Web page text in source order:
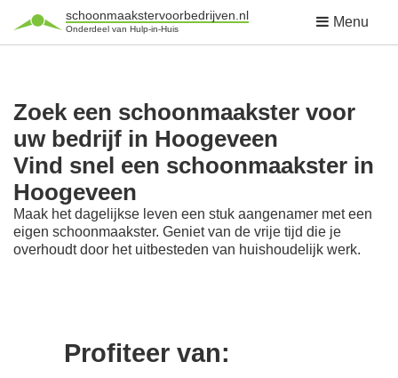
schoonmaakstervoorbedrijven.nl
Onderdeel van Hulp-in-Huis Menu
Zoek een schoonmaakster voor
uw bedrijf in Hoogeveen
Vind snel een schoonmaakster in
Hoogeveen
Maak het dagelijkse leven een stuk aangenamer met een
eigen schoonmaakster. Geniet van de vrije tijd die je
overhoudt door het uitbesteden van huishoudelijk werk.
Profiteer van: